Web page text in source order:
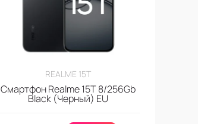
REALME 15T
Смартфон Realme 15T 8/256Gb
Black (Черный) EU